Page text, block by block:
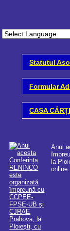
Statutul
Formular
CASA
Anul
la
online.